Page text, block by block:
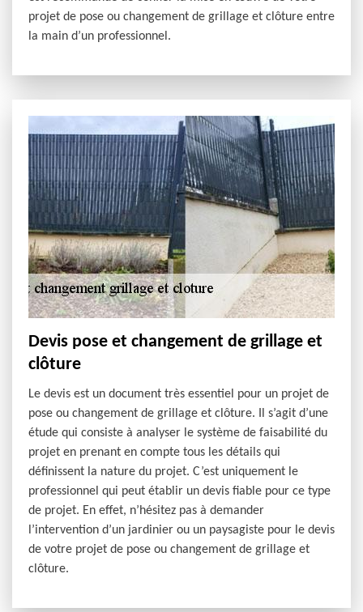
projet de pose ou changement de grillage et clôture entre
la main d’un professionnel.
Devis pose et changement de grillage et
clôture
Le devis est un document très essentiel pour un projet de
pose ou changement de grillage et clôture. Il s’agit d’une
étude qui consiste à analyser le système de faisabilité du
projet en prenant en compte tous les détails qui
définissent la nature du projet. C’est uniquement le
professionnel qui peut établir un devis fiable pour ce type
de projet. En effet, n’hésitez pas à demander
l’intervention d’un jardinier ou un paysagiste pour le devis
de votre projet de pose ou changement de grillage et
clôture.